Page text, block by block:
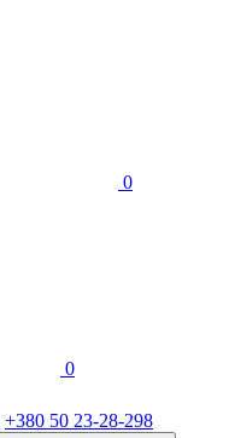
0
0
+380 50 23-28-298